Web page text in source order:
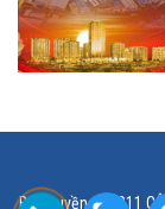
Bản quyền © 2011